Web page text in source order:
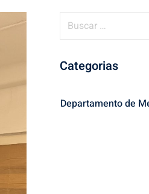
c
r
Categorias
Departamento de